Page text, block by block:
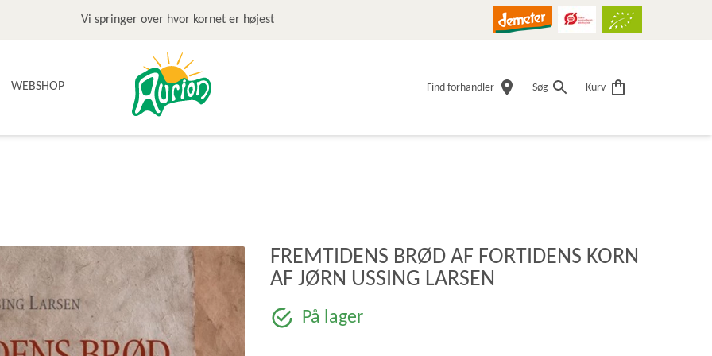
Vi springer over hvor kornet er højest
WEBSHOP
BÆLGFRUGTER
DET SØDE
DIVERSE
FRUGTRULLER
GLUTENFRI
Find forhandler Søg Kurv
FREMTIDENS BRØD AF FORTIDENS KORN
AF JØRN USSING LARSEN
På lager